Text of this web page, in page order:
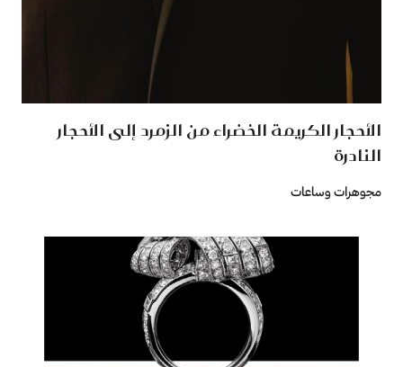
الأحجار الكريمة الخضراء من الزمرد إلى الأحجار
النادرة
مجوهرات وساعات